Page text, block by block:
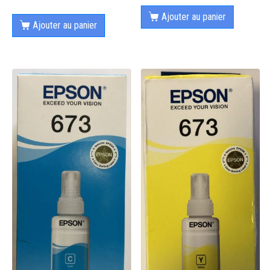
Ajouter au panier
Ajouter au panier